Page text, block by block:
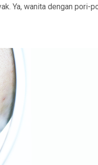
Ya, wanita dengan pori-